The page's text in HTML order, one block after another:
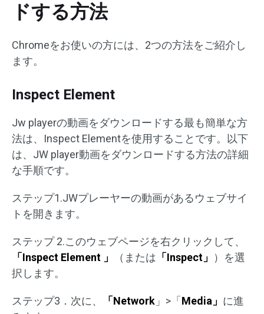
ドする方法
Chromeをお使いの方には、2つの方法をご紹介し
ます。
Inspect Element
Jw playerの動画をダウンロードする最も簡単な方
法は、Inspect Elementを使用することです。以下
は、JW player動画をダウンロードする方法の詳細
な手順です。
ステップ1.JWプレーヤーの動画があるウェブサイ
トを開きます。
ステップ 2.このウェブページを右クリックして、
「Inspect Element 」
（または 「Inspect」
）を選
択します。
ステップ3．次に、 「Network 」>「 Media」 に進